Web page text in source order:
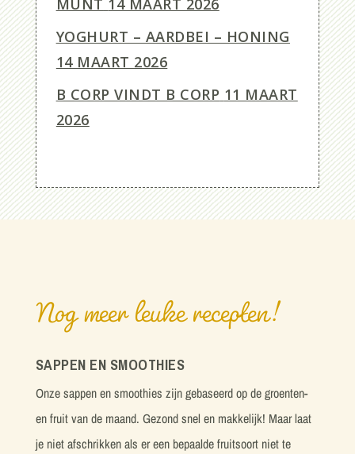
YOGHURT – AARDBEI – HONING
14 MAART 2026
B CORP VINDT B CORP 11 MAART
2026
Nog meer leuke recepten!
SAPPEN EN SMOOTHIES
Onze sappen en smoothies zijn gebaseerd op de groenten-
en fruit van de maand. Gezond snel en makkelijk! Maar laat
je niet afschrikken als er een bepaalde fruitsoort niet te